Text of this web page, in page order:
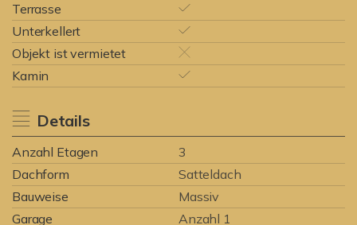
Terrasse
Unterkellert
Objekt ist vermietet
Kamin
Details
Anzahl Etagen
3
Dachform
Satteldach
Bauweise
Massiv
Garage
Anzahl 1